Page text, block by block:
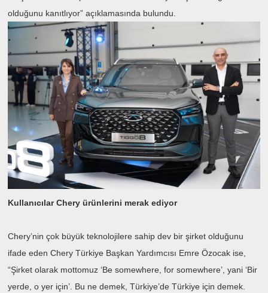
olduğunu kanıtlıyor” açıklamasında bulundu.
Kullanıcılar Chery ürünlerini merak ediyor
Chery’nin çok büyük teknolojilere sahip dev bir şirket olduğunu
ifade eden Chery Türkiye Başkan Yardımcısı Emre Özocak ise,
“Şirket olarak mottomuz ‘Be somewhere, for somewhere’, yani ‘Bir
yerde, o yer için’. Bu ne demek, Türkiye’de Türkiye için demek.